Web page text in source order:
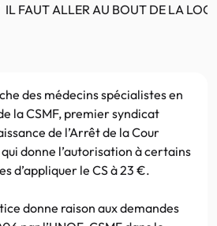
IL FAUT ALLER AU BOUT DE LA
des médecins spécialistes en
la CSMF, premier syndicat
de l’Arrêt de la Cour
donne l’autorisation à certains
d’appliquer le CS à 23 €.
donne raison aux demandes